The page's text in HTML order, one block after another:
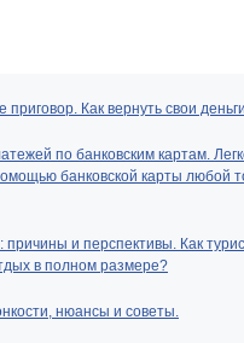
Как вернуть свои
по банковским картам.
банковской карты любой
и перспективы. Как
в полном размере?
нюансы и советы.